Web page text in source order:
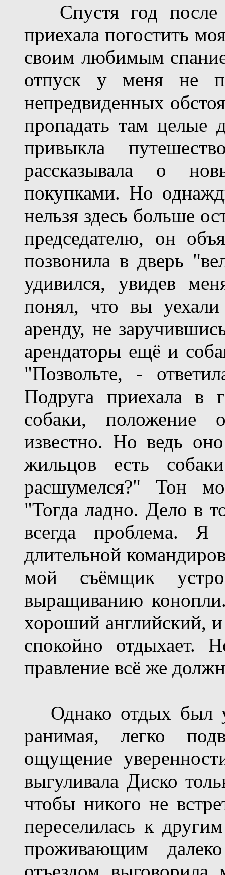
Спустя год после
приехала погостить
своим любимым
отпуск у меня не
непредвиденных
пропадать там
привыкла
рассказывала о
покупками. Но
нельзя здесь больше
председателю, он
позвонила в дверь
удивился, увидев
понял, что вы
аренду, не
арендаторы ещё и
"Позвольте, -
Подруга приехала в
собаки,
известно. Но ведь
жильцов есть
расшумелся?" Тон
"Тогда ладно. Дело в
всегда проблема.
длительной
мой съёмщик
выращиванию
хороший английский,
спокойно
правление всё же
Однако отдых был
ранимая, легко
ощущение
выгуливала Диско
чтобы никого не
переселилась к
проживающим